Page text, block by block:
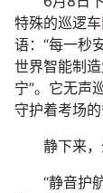
特殊的巡逻
语：“每一秒
世界智能制
宁”。它无声
守护着考场的
静下来，
“静音护航